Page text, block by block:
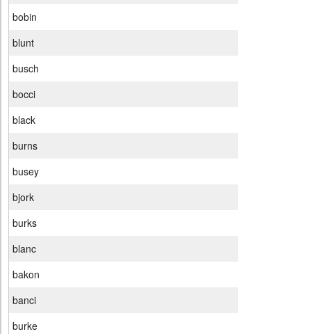
bobin
blunt
busch
bocci
black
burns
busey
bjork
burks
blanc
bakon
banci
burke